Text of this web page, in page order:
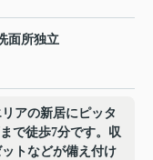
面所独立
アの新居にピッタ
で徒歩7分です。収
トなどが備え付け